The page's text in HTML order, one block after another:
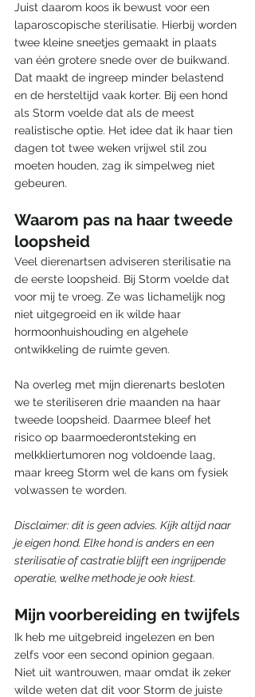
Juist daarom koos ik bewust voor een
laparoscopische sterilisatie. Hierbij worden
twee kleine sneetjes gemaakt in plaats
van één grotere snede over de buikwand.
Dat maakt de ingreep minder belastend
en de hersteltijd vaak korter. Bij een hond
als Storm voelde dat als de meest
realistische optie. Het idee dat ik haar tien
dagen tot twee weken vrijwel stil zou
moeten houden, zag ik simpelweg niet
gebeuren.
Waarom pas na haar tweede
loopsheid
Veel dierenartsen adviseren sterilisatie na
de eerste loopsheid. Bij Storm voelde dat
voor mij te vroeg. Ze was lichamelijk nog
niet uitgegroeid en ik wilde haar
hormoonhuishouding en algehele
ontwikkeling de ruimte geven.
Na overleg met mijn dierenarts besloten
we te steriliseren drie maanden na haar
tweede loopsheid. Daarmee bleef het
risico op baarmoederontsteking en
melkkliertumoren nog voldoende laag,
maar kreeg Storm wel de kans om fysiek
volwassen te worden.
Disclaimer: dit is geen advies. Kijk altijd naar
je eigen hond. Elke hond is anders en een
sterilisatie of castratie blijft een ingrijpende
operatie, welke methode je ook kiest.
Mijn voorbereiding en twijfels
Ik heb me uitgebreid ingelezen en ben
zelfs voor een second opinion gegaan.
Niet uit wantrouwen, maar omdat ik zeker
wilde weten dat dit voor Storm de juiste